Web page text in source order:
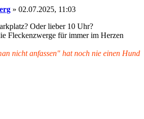
» 02.07.2025, 11:03
Oder lieber 10 Uhr?
Fleckenzwerge für immer im Herzen
nicht anfassen" hat noch nie einen Hund